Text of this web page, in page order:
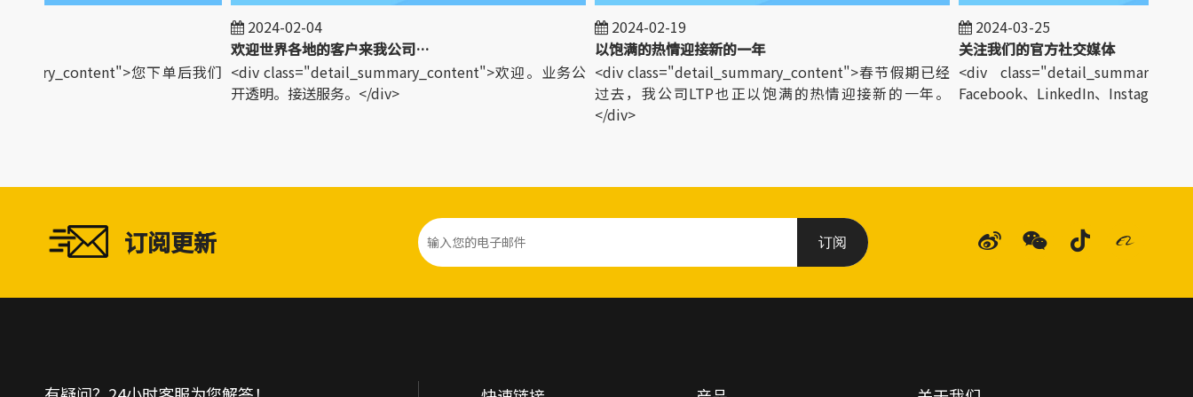
您下单后我们
2024-02-04
欢迎世界各地的客户来我公司参观！
<div class="detail_summary_content">欢迎。业务公
开透明。接送服务。</div>
2024-02-19
以饱满的热情迎接新的一年
<div class="detail_summary_content">春节假期已经
过去，我公司LTP也正以饱满的热情迎接新的一年。
</div>
2024-03-25
关注我们的官方社交媒体
<div
Facebook、LinkedIn、Instagram...</
订阅更新 订阅